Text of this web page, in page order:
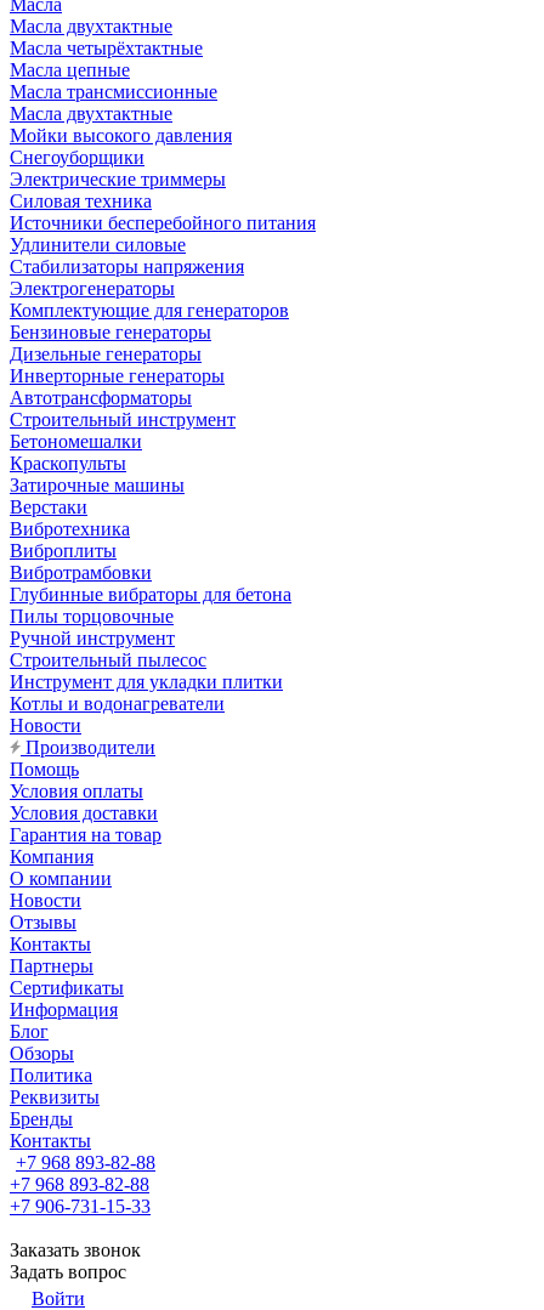
Масла
Масла двухтактные
Масла четырёхтактные
Масла цепные
Масла трансмиссионные
Масла двухтактные
Мойки высокого давления
Снегоуборщики
Электрические триммеры
Силовая техника
Источники бесперебойного питания
Удлинители силовые
Стабилизаторы напряжения
Электрогенераторы
Комплектующие для генераторов
Бензиновые генераторы
Дизельные генераторы
Инверторные генераторы
Автотрансформаторы
Строительный инструмент
Бетономешалки
Краскопульты
Затирочные машины
Верстаки
Вибротехника
Виброплиты
Вибротрамбовки
Глубинные вибраторы для бетона
Пилы торцовочные
Ручной инструмент
Строительный пылесос
Инструмент для укладки плитки
Котлы и водонагреватели
Новости
Производители
Помощь
Условия оплаты
Условия доставки
Гарантия на товар
Компания
О компании
Новости
Отзывы
Контакты
Партнеры
Сертификаты
Информация
Блог
Обзоры
Политика
Реквизиты
Бренды
Контакты
+7 968 893-82-88
+7 968 893-82-88
+7 906-731-15-33
Заказать звонок
Задать вопрос
Войти